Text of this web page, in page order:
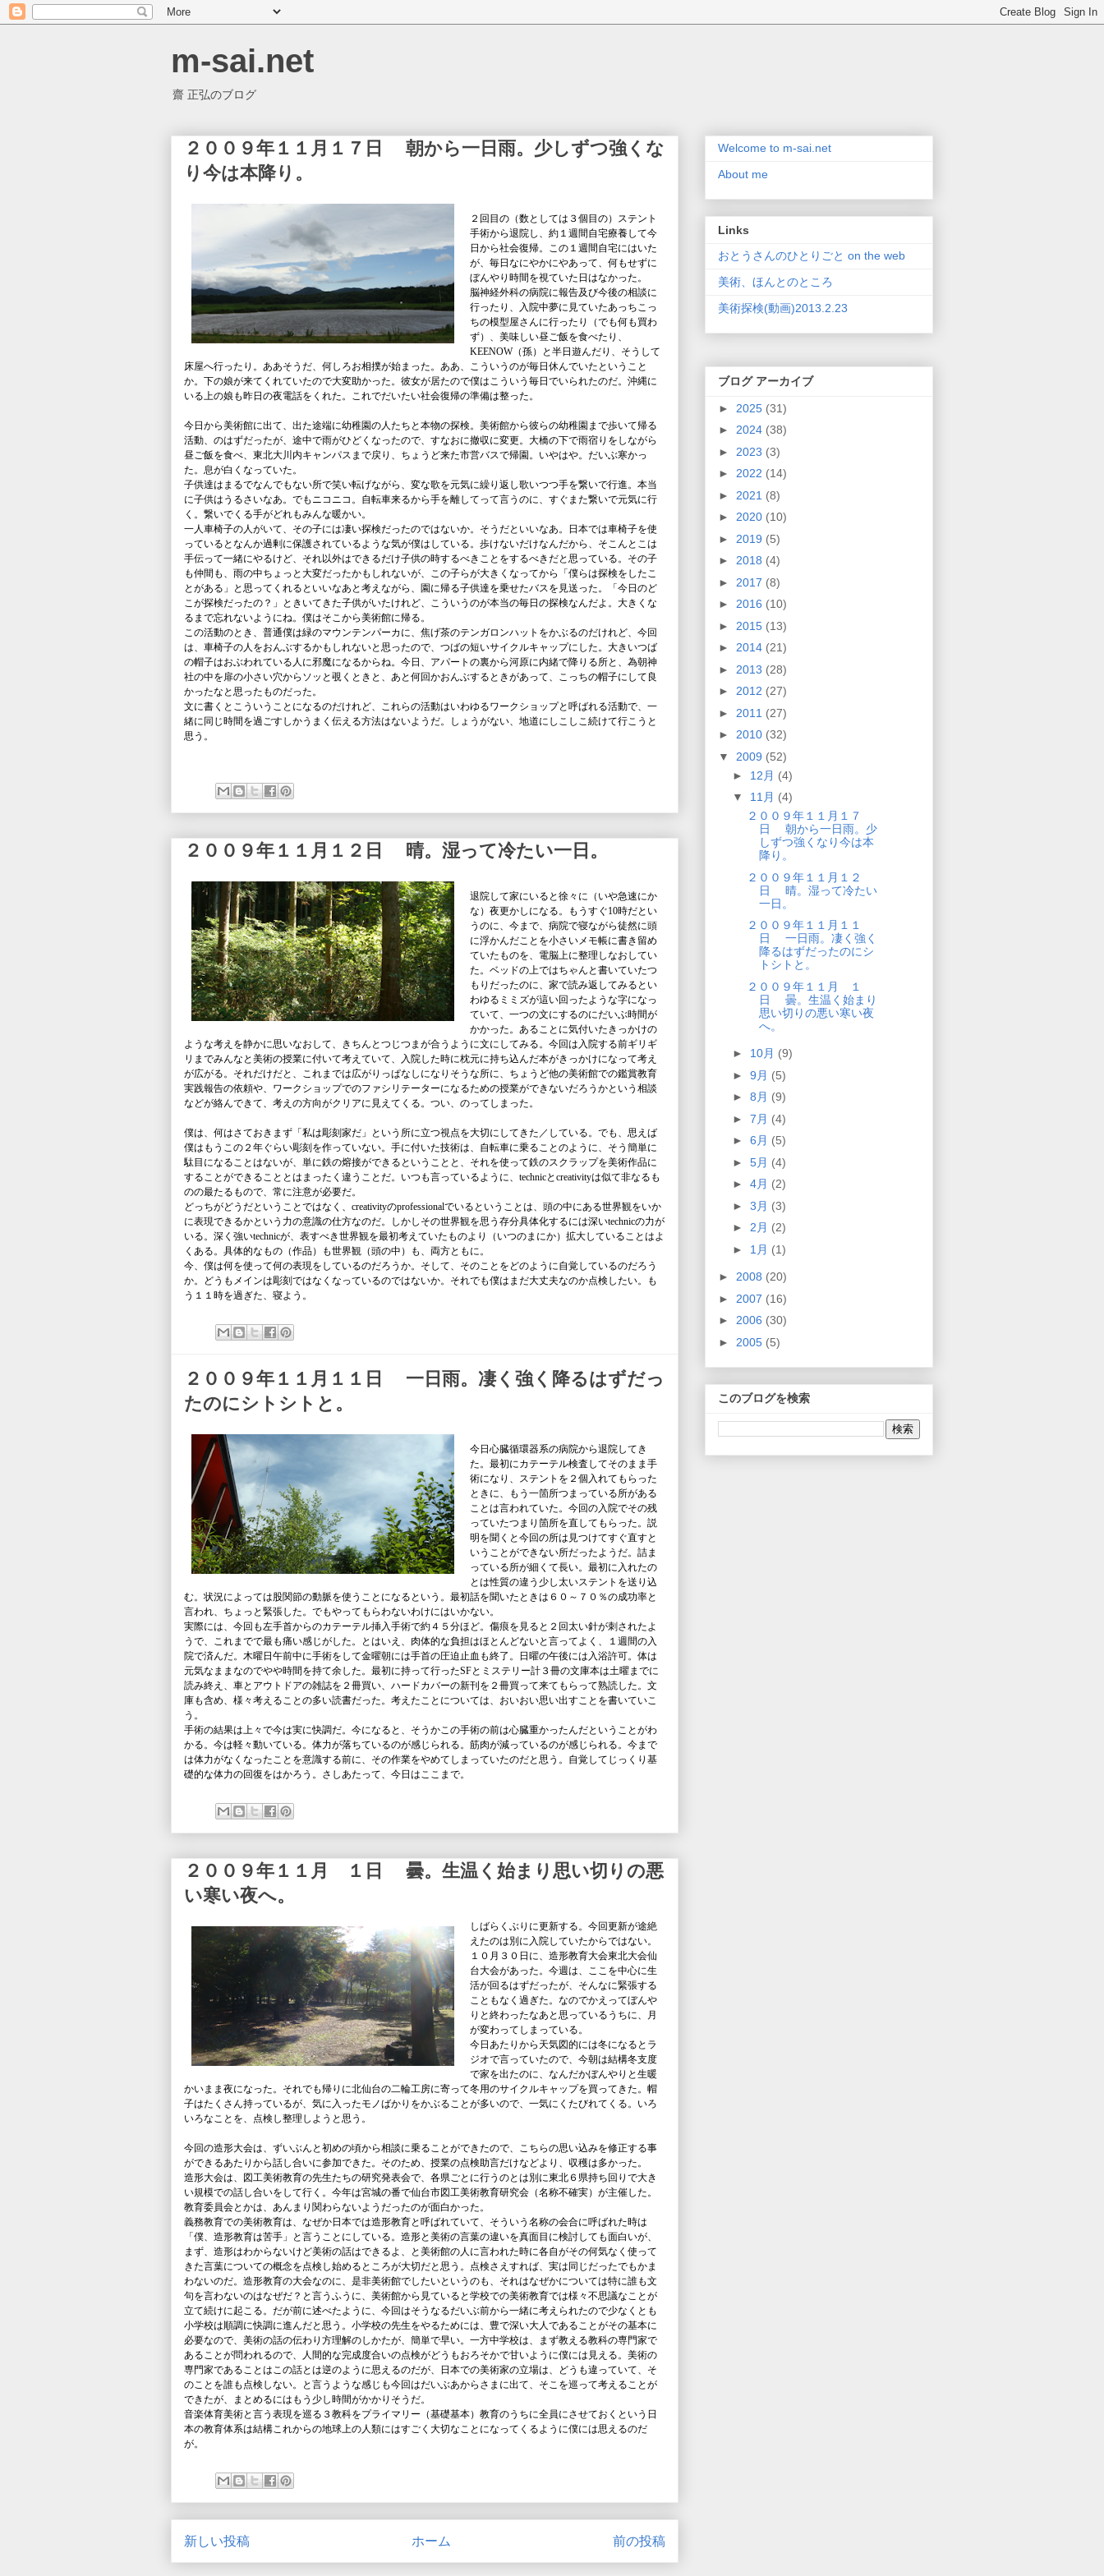
m-sai.net
齋 正弘のブログ
２００９年１１月１７日 朝から一日雨。少しずつ強くな
り今は本降り。
２回目の（数としては３個目の）ステント
手術から退院し、約１週間自宅療養して今
日から社会復帰。この１週間自宅にはいた
が、毎日なにやかにやあって、何もせずに
ぼんやり時間を視ていた日はなかった。
脳神経外科の病院に報告及び今後の相談に
行ったり、入院中夢に見ていたあっちこっ
ちの模型屋さんに行ったり（でも何も買わ
ず）、美味しい昼ご飯を食べたり、
KEENOW（孫）と半日遊んだり、そうして
床屋へ行ったり。ああそうだ、何しろお相撲が始まった。ああ、こういうのが毎日休んでいたということ
か。下の娘が来てくれていたので大変助かった。彼女が居たので僕はこういう毎日でいられたのだ。沖縄に
いる上の娘も昨日の夜電話をくれた。これでだいたい社会復帰の準備は整った。
今日から美術館に出て、出た途端に幼稚園の人たちと本物の探検。美術館から彼らの幼稚園まで歩いて帰る
活動、のはずだったが、途中で雨がひどくなったので、すなおに撤収に変更。大橋の下で雨宿りをしながら
昼ご飯を食べ、東北大川内キャンパスまで戻り、ちょうど来た市営バスで帰園。いやはや。だいぶ寒かっ
た。息が白くなっていた。
子供達はまるでなんでもない所で笑い転げながら、変な歌を元気に繰り返し歌いつつ手を繋いで行進。本当
に子供はうるさいなあ。でもニコニコ。自転車来るから手を離してって言うのに、すぐまた繋いで元気に行
く。繋いでくる手がどれもみんな暖かい。
一人車椅子の人がいて、その子には凄い探検だったのではないか。そうだといいなあ。日本では車椅子を使
っているとなんか過剰に保護されているような気が僕はしている。歩けないだけなんだから、そこんとこは
手伝って一緒にやるけど、それ以外はできるだけ子供の時するべきことをするべきだと思っている。その子
も仲間も、雨の中ちょっと大変だったかもしれないが、この子らが大きくなってから「僕らは探検をしたこ
とがある」と思ってくれるといいなあと考えながら、園に帰る子供達を乗せたバスを見送った。「今日のど
こが探検だったの？」ときいてきた子供がいたけれど、こういうのが本当の毎日の探検なんだよ。大きくな
るまで忘れないようにね。僕はそこから美術館に帰る。
この活動のとき、普通僕は緑のマウンテンパーカに、焦げ茶のテンガロンハットをかぶるのだけれど、今回
は、車椅子の人をおんぶするかもしれないと思ったので、つばの短いサイクルキャップにした。大きいつば
の帽子はおぶわれている人に邪魔になるからね。今日、アパートの裏から河原に内緒で降りる所と、為朝神
社の中を扉の小さい穴からソッと覗くときと、あと何回かおんぶするときがあって、こっちの帽子にして良
かったなと思ったものだった。
文に書くとこういうことになるのだけれど、これらの活動はいわゆるワークショップと呼ばれる活動で、一
緒に同じ時間を過ごすしかうまく伝える方法はないようだ。しょうがない、地道にしこしこ続けて行こうと
思う。
２００９年１１月１２日 晴。湿って冷たい一日。
退院して家にいると徐々に（いや急速にか
な）夜更かしになる。もうすぐ10時だとい
うのに、今まで、病院で寝ながら徒然に頭
に浮かんだことを小さいメモ帳に書き留め
ていたものを、電脳上に整理しなおしてい
た。ベッドの上ではちゃんと書いていたつ
もりだったのに、家で読み返してみるとい
わゆるミミズが這い回ったような字になっ
ていて、一つの文にするのにだいぶ時間が
かかった。あることに気付いたきっかけの
ような考えを静かに思いなおして、きちんとつじつまが合うように文にしてみる。今回は入院する前ギリギ
リまでみんなと美術の授業に付いて考えていて、入院した時に枕元に持ち込んだ本がきっかけになって考え
が広がる。それだけだと、これまでは広がりっぱなしになりそうな所に、ちょうど他の美術館での鑑賞教育
実践報告の依頼や、ワークショップでのファシリテーターになるための授業ができないだろうかという相談
などが絡んできて、考えの方向がクリアに見えてくる。つい、のってしまった。
僕は、何はさておきまず「私は彫刻家だ」という所に立つ視点を大切にしてきた／している。でも、思えば
僕はもうこの２年ぐらい彫刻を作っていない。手に付いた技術は、自転車に乗ることのように、そう簡単に
駄目になることはないが、単に鉄の熔接ができるということと、それを使って鉄のスクラップを美術作品に
することができることとはまったく違うことだ。いつも言っているように、technicとcreativityは似て非なるも
のの最たるもので、常に注意が必要だ。
どっちがどうだということではなく、creativityのprofessionalでいるということは、頭の中にある世界観をいか
に表現できるかという力の意識の仕方なのだ。しかしその世界観を思う存分具体化するには深いtechnicの力が
いる。深く強いtechnicが、表すべき世界観を最初考えていたものより（いつのまにか）拡大していることはよ
くある。具体的なもの（作品）も世界観（頭の中）も、両方ともに。
今、僕は何を使って何の表現をしているのだろうか。そして、そのことをどのように自覚しているのだろう
か。どうもメインは彫刻ではなくなっているのではないか。それでも僕はまだ大丈夫なのか点検したい。も
う１１時を過ぎた、寝よう。
２００９年１１月１１日 一日雨。凄く強く降るはずだっ
たのにシトシトと。
今日心臓循環器系の病院から退院してき
た。最初にカテーテル検査してそのまま手
術になり、ステントを２個入れてもらった
ときに、もう一箇所つまっている所がある
ことは言われていた。今回の入院でその残
っていたつまり箇所を直してもらった。説
明を聞くと今回の所は見つけてすぐ直すと
いうことができない所だったようだ。詰ま
っている所が細くて長い。最初に入れたの
とは性質の違う少し太いステントを送り込
む。状況によっては股関節の動脈を使うことになるという。最初話を聞いたときは６０～７０％の成功率と
言われ、ちょっと緊張した。でもやってもらわないわけにはいかない。
実際には、今回も左手首からのカテーテル挿入手術で約４５分ほど。傷痕を見ると２回太い針が刺されたよ
うで、これまでで最も痛い感じがした。とはいえ、肉体的な負担はほとんどないと言ってよく、１週間の入
院で済んだ。木曜日午前中に手術をして金曜朝には手首の圧迫止血も終了。日曜の午後には入浴許可。体は
元気なままなのでやや時間を持て余した。最初に持って行ったSFとミステリー計３冊の文庫本は土曜までに
読み終え、車とアウトドアの雑誌を２冊買い、ハードカバーの新刊を２冊買って来てもらって熟読した。文
庫も含め、様々考えることの多い読書だった。考えたことについては、おいおい思い出すことを書いていこ
う。
手術の結果は上々で今は実に快調だ。今になると、そうかこの手術の前は心臓重かったんだということがわ
かる。今は軽々動いている。体力が落ちているのが感じられる。筋肉が減っているのが感じられる。今まで
は体力がなくなったことを意識する前に、その作業をやめてしまっていたのだと思う。自覚してじっくり基
礎的な体力の回復をはかろう。さしあたって、今日はここまで。
２００９年１１月 １日 曇。生温く始まり思い切りの悪
い寒い夜へ。
しばらくぶりに更新する。今回更新が途絶
えたのは別に入院していたからではない。
１０月３０日に、造形教育大会東北大会仙
台大会があった。今週は、ここを中心に生
活が回るはずだったが、そんなに緊張する
こともなく過ぎた。なのでかえってぼんや
りと終わったなあと思っているうちに、月
が変わってしまっている。
今日あたりから天気図的には冬になるとラ
ジオで言っていたので、今朝は結構冬支度
で家を出たのに、なんだかぼんやりと生暖
かいまま夜になった。それでも帰りに北仙台の二輪工房に寄って冬用のサイクルキャップを買ってきた。帽
子はたくさん持っているが、気に入ったモノばかりをかぶることが多いので、一気にくたびれてくる。いろ
いろなことを、点検し整理しようと思う。
今回の造形大会は、ずいぶんと初めの頃から相談に乗ることができたので、こちらの思い込みを修正する事
ができるあたりから話し合いに参加できた。そのため、授業の点検助言だけなどより、収穫は多かった。
造形大会は、図工美術教育の先生たちの研究発表会で、各県ごとに行うのとは別に東北６県持ち回りで大き
い規模での話し合いをして行く。今年は宮城の番で仙台市図工美術教育研究会（名称不確実）が主催した。
教育委員会とかは、あんまり関わらないようだったのが面白かった。
義務教育での美術教育は、なぜか日本では造形教育と呼ばれていて、そういう名称の会合に呼ばれた時は
「僕、造形教育は苦手」と言うことにしている。造形と美術の言葉の違いを真面目に検討しても面白いが、
まず、造形はわからないけど美術の話はできるよ、と美術館の人に言われた時に各自がその何気なく使って
きた言葉についての概念を点検し始めるところが大切だと思う。点検さえすれば、実は同じだったでもかま
わないのだ。造形教育の大会なのに、是非美術館でしたいというのも、それはなぜかについては特に誰も文
句を言わないのはなぜだ？と言うふうに、美術館から見ていると学校での美術教育では様々不思議なことが
立て続けに起こる。だが前に述べたように、今回はそうなるだいぶ前から一緒に考えられたので少なくとも
小学校は順調に快調に進んだと思う。小学校の先生をやるためには、豊で深い大人であることがその基本に
必要なので、美術の話の伝わり方理解のしかたが、簡単で早い。一方中学校は、まず教える教科の専門家で
あることが問われるので、人間的な完成度合いの点検がどうもおろそかで甘いように僕には見える。美術の
専門家であることはこの話とは逆のように思えるのだが、日本での美術家の立場は、どうも違っていて、そ
のことを誰も点検しない。と言うような感じも今回はだいぶあからさまに出て、そこを巡って考えることが
できたが、まとめるにはもう少し時間がかかりそうだ。
音楽体育美術と言う表現を巡る３教科をプライマリー（基礎基本）教育のうちに全員にさせておくという日
本の教育体系は結構これからの地球上の人類にはすごく大切なことになってくるように僕には思えるのだ
が。
新しい投稿 前の投稿
ホーム
Welcome to m-sai.net
About me
Links
おとうさんのひとりごと on the web
美術、ほんとのところ
美術探検(動画)2013.2.23
ブログ アーカイブ
► 2025 (31)
► 2024 (38)
► 2023 (3)
► 2022 (14)
► 2021 (8)
► 2020 (10)
► 2019 (5)
► 2018 (4)
► 2017 (8)
► 2016 (10)
► 2015 (13)
► 2014 (21)
► 2013 (28)
► 2012 (27)
► 2011 (27)
► 2010 (32)
▼ 2009 (52)
► 12月 (4)
▼ 11月 (4)
２００９年１１月１７
日 朝から一日雨。少
しずつ強くなり今は本
降り。
２００９年１１月１２
日 晴。湿って冷たい
一日。
２００９年１１月１１
日 一日雨。凄く強く
降るはずだったのにシ
トシトと。
２００９年１１月 １
日 曇。生温く始まり
思い切りの悪い寒い夜
へ。
► 10月 (9)
► 9月 (5)
► 8月 (9)
► 7月 (4)
► 6月 (5)
► 5月 (4)
► 4月 (2)
► 3月 (3)
► 2月 (2)
► 1月 (1)
► 2008 (20)
► 2007 (16)
► 2006 (30)
► 2005 (5)
このブログを検索